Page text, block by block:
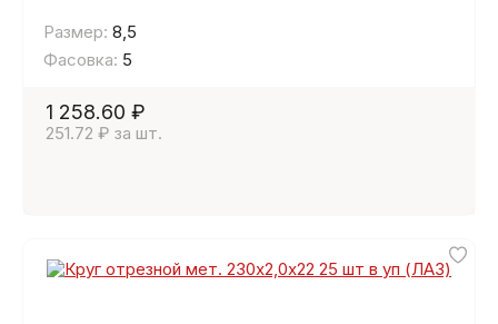
Размер: 8,5
Фасовка: 5
1 258.60 ₽
251.72 ₽ за шт.